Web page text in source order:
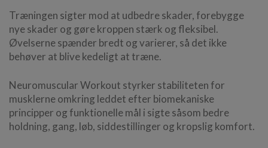
Træningen sigter mod at udbedre skader, forebygge
nye skader og gøre kroppen stærk og fleksibel.
Øvelserne spænder bredt og varierer, så det ikke
behøver at blive kedeligt at træne.
Neuromuscular Workout styrker stabiliteten for
musklerne omkring leddet efter biomekaniske
principper og funktionelle mål i sigte såsom bedre
holdning, gang, løb, siddestillinger og kropslig komfort.